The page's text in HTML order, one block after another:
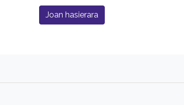
Joan hasierara